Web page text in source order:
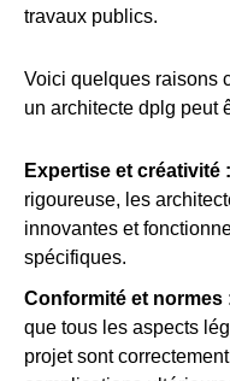
travaux publics.
Voici quelques raisons
un architecte dplg peut
Expertise et créativité :
rigoureuse, les
innovantes et
spécifiques.
Conformité et normes
que tous les aspects
projet sont